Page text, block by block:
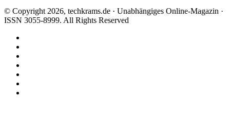
© Copyright 2026, techkrams.de · Unabhängiges Online-Magazin ·
ISSN 3055-8999. All Rights Reserved